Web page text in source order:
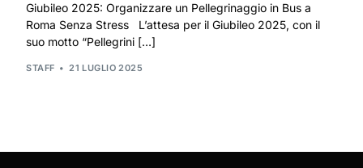
Giubileo 2025: Organizzare un Pellegrinaggio in Bus a
Roma Senza Stress L’attesa per il Giubileo 2025, con il
suo motto “Pellegrini […]
STAFF 21 LUGLIO 2025